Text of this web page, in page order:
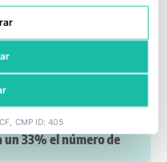
la sólida posición
un 33% el número de
CMP ID: 405